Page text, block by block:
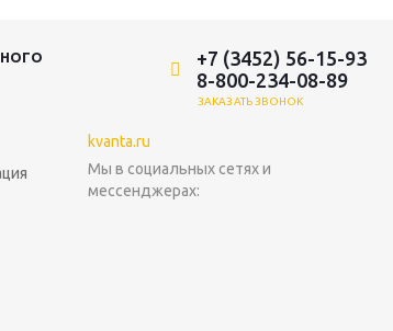
+7 (3452) 56-15-93
8-800-234-08-89
ЗАКАЗАТЬ ЗВОНОК
kvanta.ru
Мы в социальных сетях и
мессенджерах: